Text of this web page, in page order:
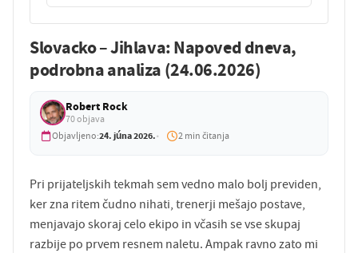
Slovacko – Jihlava: Napoved dneva,
podrobna analiza (24.06.2026)
Robert Rock
70 objava
Objavljeno:24. júna 2026. 2 min čitanja
Pri prijateljskih tekmah sem vedno malo bolj previden,
ker zna ritem čudno nihati, trenerji mešajo postave,
menjavajo skoraj celo ekipo in včasih se vse skupaj
razbije po prvem resnem naletu. Ampak ravno zato mi